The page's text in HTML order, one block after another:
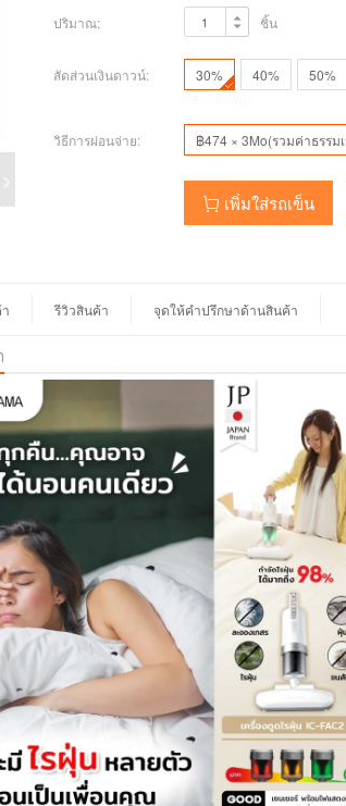
ปริมาณ: ชิ้น
สัดส่วนเงินดาวน์: 30% 40% 50%
วิธีการผ่อนจ่าย: ฿474 × 3Mo(รวมค่าธรรม
เพิ่มใส่รถเข็น
รีวิวสินค้า จุดให้คำปรึกษาด้านสินค้า